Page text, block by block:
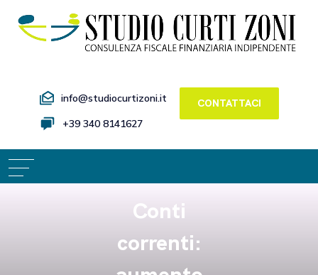
info@studiocurtizoni.it
+39 340 8141627
CONTATTACI
Conti
correnti: